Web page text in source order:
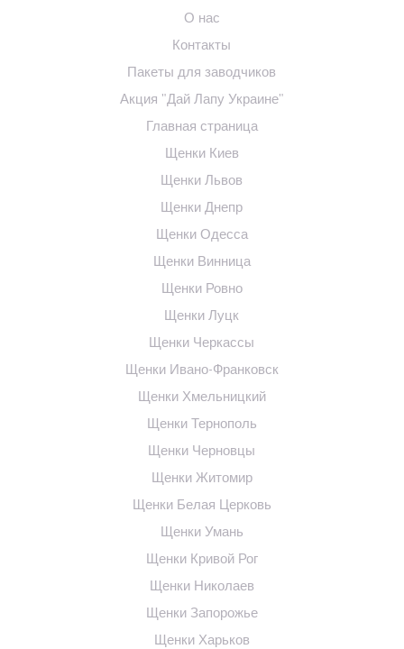
О нас
Контакты
Пакеты для заводчиков
Акция "Дай Лапу Украине"
Главная страница
Щенки Киев
Щенки Львов
Щенки Днепр
Щенки Одесса
Щенки Винница
Щенки Ровно
Щенки Луцк
Щенки Черкассы
Щенки Ивано-Франковск
Щенки Хмельницкий
Щенки Тернополь
Щенки Черновцы
Щенки Житомир
Щенки Белая Церковь
Щенки Умань
Щенки Кривой Рог
Щенки Николаев
Щенки Запорожье
Щенки Харьков